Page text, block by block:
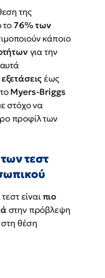
της
το76% των
κάποιο
για την
έως
Myers-Briggs
στόχο να
προφίλ των
τεστ
είναιπιο
στην πρόβλεψη
στη θέση